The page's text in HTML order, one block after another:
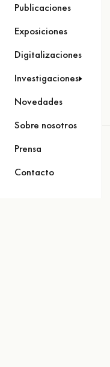
Publicaciones
Exposiciones
Digitalizaciones
Investigaciones
Novedades
Sobre nosotros
Prensa
Contacto